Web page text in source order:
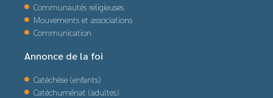
Communautés religieuses
Mouvements et associations
Communication
Annonce de la foi
Catéchèse (enfants)
Catéchuménat (adultes)